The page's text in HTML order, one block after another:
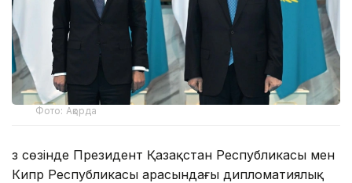
Фото: Ақорда
Өз сөзінде Президент Қазақстан Республикасы мен
Кипр Республикасы арасындағы дипломатиялық